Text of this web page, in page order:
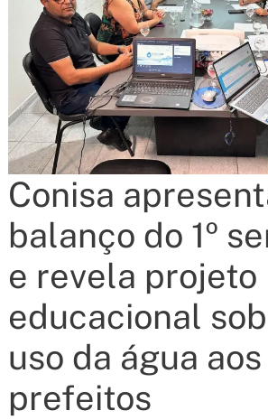
Conisa
balanço do 1º
e revela projeto
educacional
uso da água aos
prefeitos